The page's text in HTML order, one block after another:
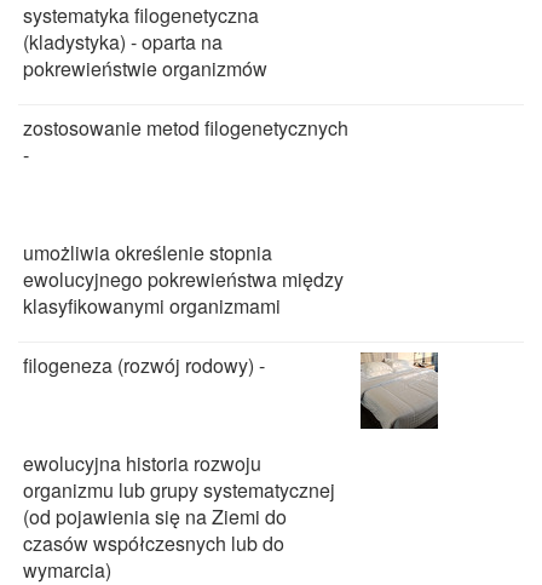
systematyka filogenetyczna
(kladystyka) - oparta na
pokrewieństwie organizmów
zostosowanie metod filogenetycznych
-
umożliwia określenie stopnia
ewolucyjnego pokrewieństwa między
klasyfikowanymi organizmami
filogeneza (rozwój rodowy) -
ewolucyjna historia rozwoju
organizmu lub grupy systematycznej
(od pojawienia się na Ziemi do
czasów współczesnych lub do
wymarcia)